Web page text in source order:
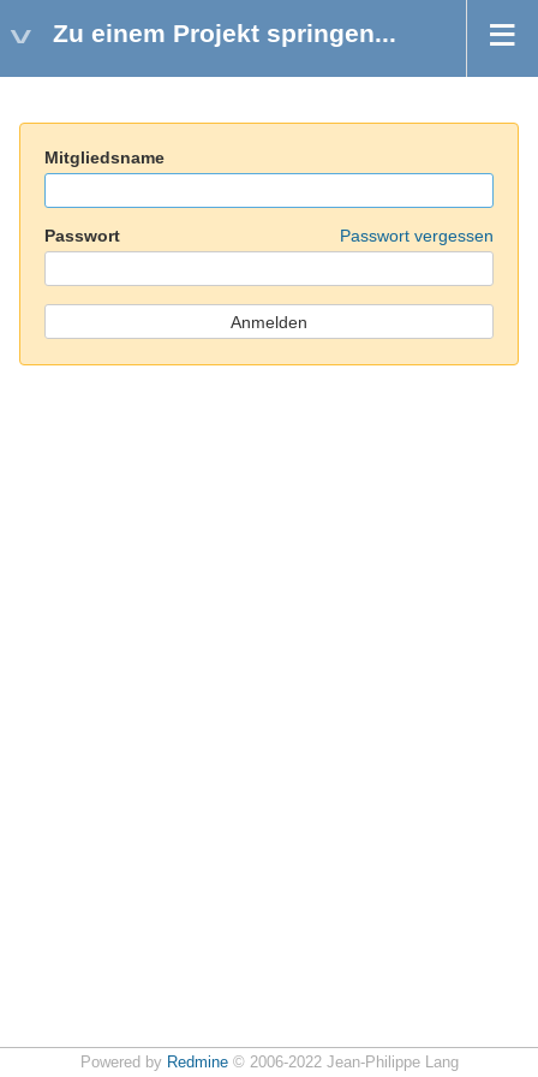
Zu einem Projekt springen...
Mitgliedsname
Passwort Passwort vergessen
Powered by Redmine© 2006-2022 Jean-Philippe Lang